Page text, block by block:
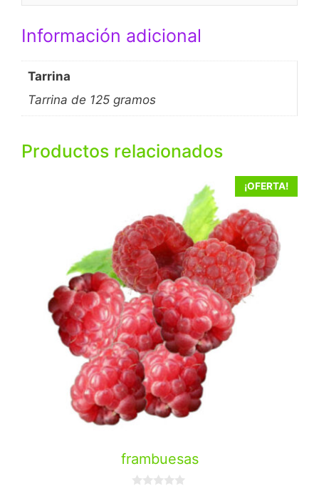
o
o
A
p
e
r
Información adicional
Tarrina
Tarrina de 125 gramos
Productos relacionados
¡OFERTA!
frambuesas